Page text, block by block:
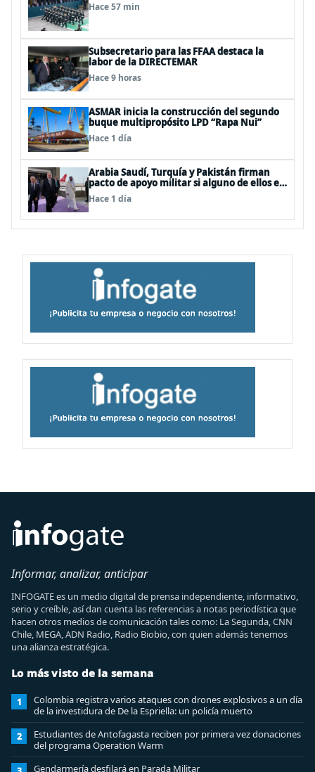
Hace 57 min
Subsecretario para las FFAA destaca la
labor de la DIRECTEMAR
Hace 9 horas
ASMAR inicia la construcción del segundo
buque multipropósito LPD “Rapa Nui”
Hace 1 día
Arabia Saudí, Turquía y Pakistán firman
pacto de apoyo militar si alguno de ellos es
atacado
Hace 1 día
Informar, analizar, anticipar
INFOGATE es un medio digital de prensa independiente, informativo,
serio y creíble, así dan cuenta las referencias a notas periodística que
hacen otros medios de comunicación tales como: La Segunda, CNN
Chile, MEGA, ADN Radio, Radio Biobio, con quien además tenemos
una alianza estratégica.
Lo más visto de la semana
1
Colombia registra varios ataques con drones explosivos a un día
de la investidura de De la Espriella: un policía muerto
2
Estudiantes de Antofagasta reciben por primera vez donaciones
del programa Operation Warm
Gendarmería desfilará en Parada Militar